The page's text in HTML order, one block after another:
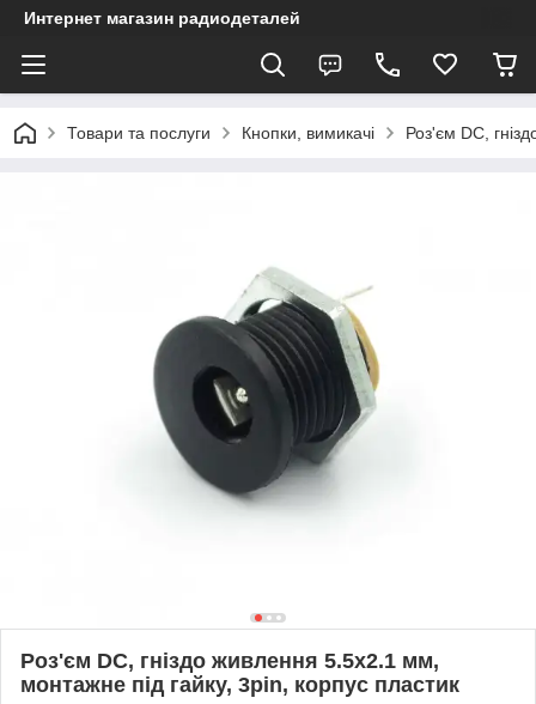
Интернет магазин радиодеталей
Товари та послуги Кнопки, вимикачі Роз'єм DC,
Роз'єм DC, гніздо живлення 5.5x2.1 мм,
монтажне під гайку, 3pin, корпус пластик